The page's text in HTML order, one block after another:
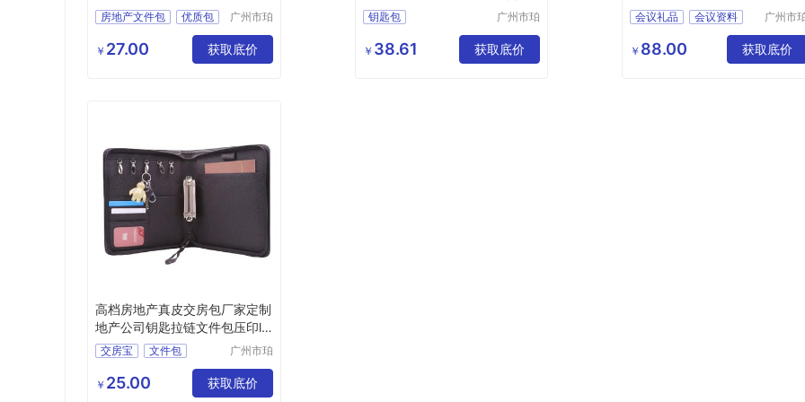
房地产文件包
优质包
广州工厂
广州市珀
限公司
￥ 27.00 获取底价
文件包
钥匙包
文件包
广州市珀
限公司
￥ 38.61 获取底价
logo
会议礼品
会议资料
广州市
限公司
￥ 88.00 获取底价
高档房地产真皮交房包厂家定制
地产公司钥匙拉链文件包压印lo
go
交房宝
文件包
广州市珀
限公司
￥ 25.00 获取底价